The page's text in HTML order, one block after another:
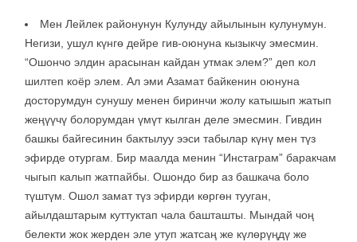
Мен Лейлек районунун Кулунду айылынын кулунумун.
Негизи, ушул күнгө дейре гив-оюнуна кызыкчу эмесмин.
“Ошончо элдин арасынан кайдан утмак элем?” деп кол
шилтеп коёр элем. Ал эми Азамат байкенин оюнуна
досторумдун сунушу менен биринчи жолу катышып жатып
жеңүүчү болорумдан үмүт кылган деле эмесмин. Гивдин
башкы байгесинин бактылуу ээси табылар күнү мен түз
эфирде отургам. Бир маалда менин “Инстаграм” баракчам
чыгып калып жатпайбы. Ошондо бир аз башкача боло
түштүм. Ошол замат түз эфирди көргөн тууган,
айылдаштарым куттуктап чала башташты. Мындай чоң
белекти жок жерден эле утуп жатсаң же күлөрүңдү же